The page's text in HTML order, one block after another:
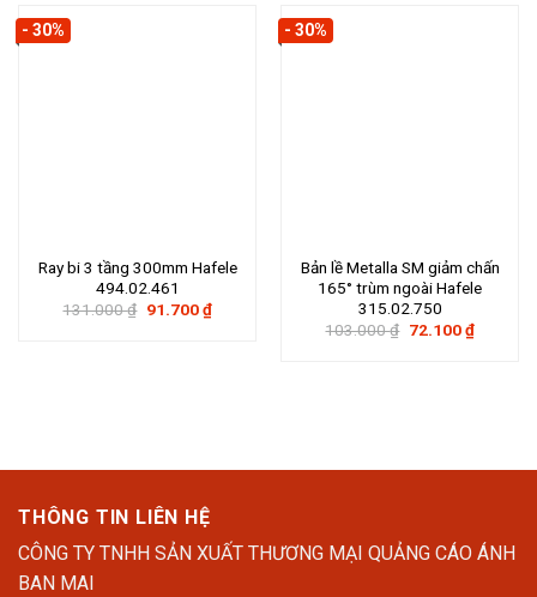
- 30%
Ray bi 3 tầng 300mm Hafele
494.02.461
131.000₫ Giá
91.700₫Giá
hiện
- 30%
Bản lề Metalla SM giảm chấn
165° trùm ngoài Hafele
315.02.750
103.000₫ Giá
72.100₫Giá
hiện
THÔNG TIN LIÊN HỆ
CÔNG TY TNHH SẢN XUẤT THƯƠNG MẠI QUẢNG CÁO ÁNH
BAN MAI